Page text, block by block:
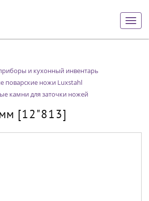
и кухонный инвентарь
поварские ножи Luxstahl
камни для заточки ножей
[12"813]